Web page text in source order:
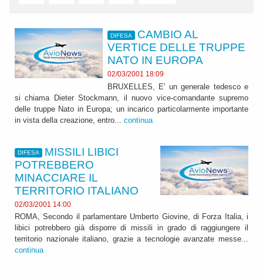
DIFESA
CAMBIO AL
VERTICE DELLE TRUPPE
NATO IN EUROPA
02/03/2001 18:09
BRUXELLES, E' un generale tedesco e
si chiama Dieter Stockmann, il nuovo vice-comandante supremo
delle truppe Nato in Europa; un incarico particolarmente importante
in vista della creazione, entro... continua
DIFESA
MISSILI LIBICI
POTREBBERO
MINACCIARE IL
TERRITORIO ITALIANO
02/03/2001 14:00
ROMA, Secondo il parlamentare Umberto Giovine, di Forza Italia, i
libici potrebbero già disporre di missili in grado di raggiungere il
territorio nazionale italiano, grazie a tecnologie avanzate messe...
continua